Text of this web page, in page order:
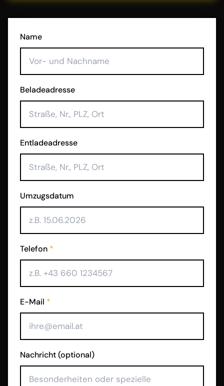
Name
Beladeadresse
Entladeadresse
Umzugsdatum
Telefon *
E-Mail *
Nachricht (optional)